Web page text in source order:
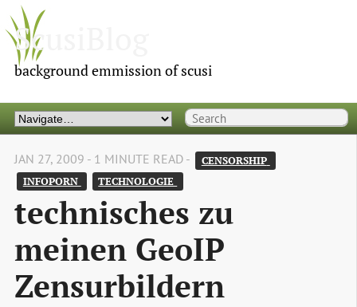
ScusiBlog
background emmission of scusi
JAN 27, 2009 - 1 MINUTE READ -
CENSORSHIP
INFOPORN
TECHNOLOGIE
technisches zu
meinen GeoIP
Zensurbildern